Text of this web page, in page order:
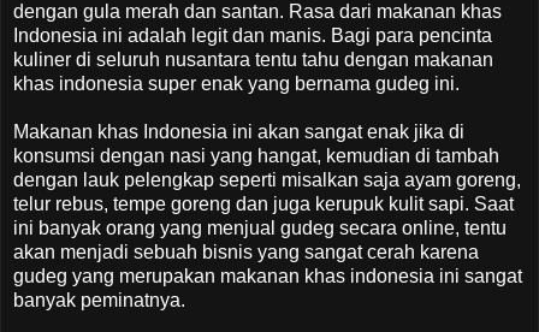
dengan gula merah dan santan. Rasa dari makanan khas
Indonesia ini adalah legit dan manis. Bagi para pencinta
kuliner di seluruh nusantara tentu tahu dengan makanan
khas indonesia super enak yang bernama gudeg ini.
Makanan khas Indonesia ini akan sangat enak jika di
konsumsi dengan nasi yang hangat, kemudian di tambah
dengan lauk pelengkap seperti misalkan saja ayam goreng,
telur rebus, tempe goreng dan juga kerupuk kulit sapi. Saat
ini banyak orang yang menjual gudeg secara online, tentu
akan menjadi sebuah bisnis yang sangat cerah karena
gudeg yang merupakan makanan khas indonesia ini sangat
banyak peminatnya.